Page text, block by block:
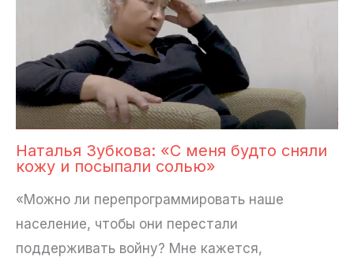
Наталья Зубкова: «С меня будто сняли
кожу и посыпали солью»
«Можно ли перепрограммировать наше
население, чтобы они перестали
поддерживать войну? Мне кажется,